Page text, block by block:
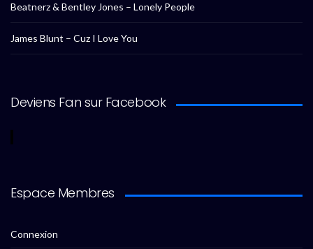
Beatnerz & Bentley Jones – Lonely People
James Blunt – Cuz I Love You
Deviens Fan sur Facebook
Espace Membres
Connexion